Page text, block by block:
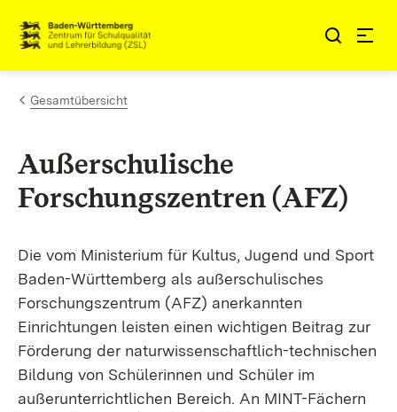
Zum Inhalt springen
Link zur Startseite
Gesamtübersicht
Außerschulische
Forschungszentren (AFZ)
Die vom Ministerium für Kultus, Jugend und Sport
Baden-Württemberg als außerschulisches
Forschungszentrum (AFZ) anerkannten
Einrichtungen leisten einen wichtigen Beitrag zur
Förderung der naturwissenschaftlich-technischen
Bildung von Schülerinnen und Schüler im
außerunterrichtlichen Bereich. An MINT-Fächern